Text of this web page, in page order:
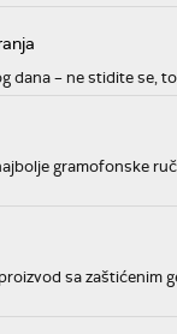
dana – ne stidite se,
gramofonske
sa zaštićenim